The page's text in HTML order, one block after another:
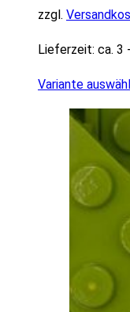
zzgl.
Lieferzeit: ca. 3
Variante